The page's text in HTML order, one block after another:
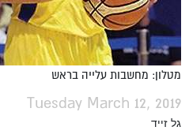
מטלון: מחשבות עלייה בראש
Tuesday March 12, 2019
גל זייד